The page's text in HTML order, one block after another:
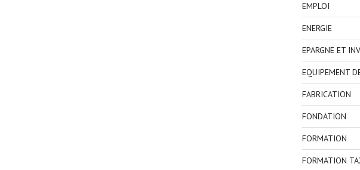
EMPLOI
ENERGIE
EPARGNE ET
EQUIPEMENT
FABRICATION
FONDATION
FORMATION
FORMATION